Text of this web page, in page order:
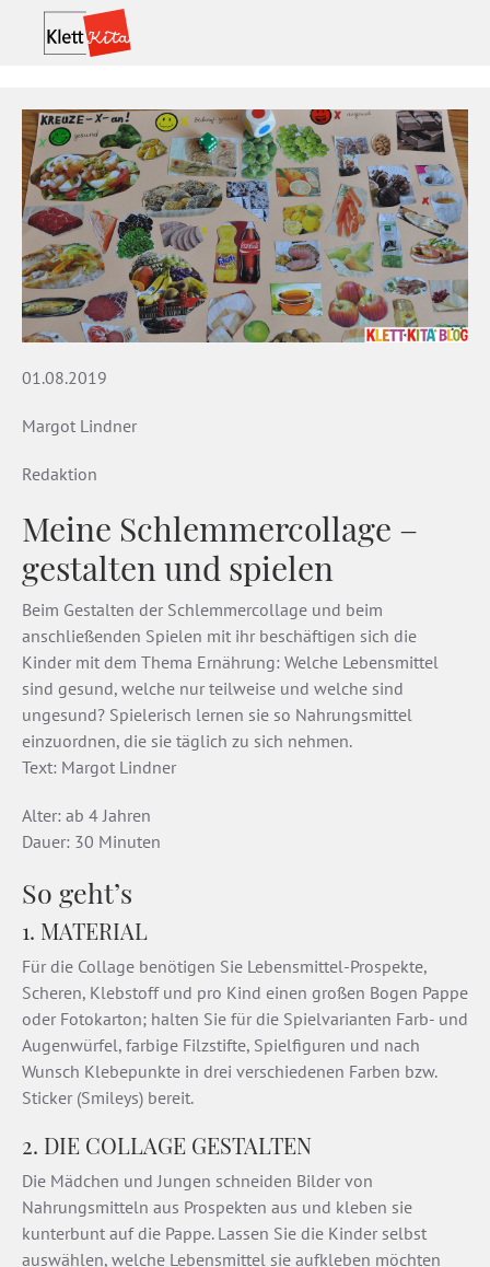
01.08.2019
Margot Lindner
Redaktion
Meine Schlemmercollage –
gestalten und spielen
Beim Gestalten der Schlemmercollage und beim
anschließenden Spielen mit ihr beschäftigen sich die
Kinder mit dem Thema Ernährung: Welche Lebensmittel
sind gesund, welche nur teilweise und welche sind
ungesund? Spielerisch lernen sie so Nahrungsmittel
einzuordnen, die sie täglich zu sich nehmen.
Text: Margot Lindner
Alter: ab 4 Jahren
Dauer: 30 Minuten
So geht’s
1. MATERIAL
Für die Collage benötigen Sie Lebensmittel-Prospekte,
Scheren, Klebstoff und pro Kind einen großen Bogen Pappe
oder Fotokarton; halten Sie für die Spielvarianten Farb- und
Augenwürfel, farbige Filzstifte, Spielfiguren und nach
Wunsch Klebepunkte in drei verschiedenen Farben bzw.
Sticker (Smileys) bereit.
2. DIE COLLAGE GESTALTEN
Die Mädchen und Jungen schneiden Bilder von
Nahrungsmitteln aus Prospekten aus und kleben sie
kunterbunt auf die Pappe. Lassen Sie die Kinder selbst
auswählen, welche Lebensmittel sie aufkleben möchten